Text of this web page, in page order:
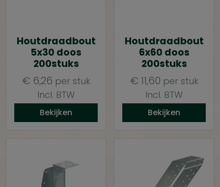
Houtdraadbout
5x30 doos
200stuks
€ 6,26 per stuk
Incl. BTW
Bekijken
Houtdraadbout
6x60 doos
200stuks
€ 11,60 per stuk
Incl. BTW
Bekijken